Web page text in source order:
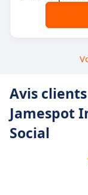
Avis
Jamespot
Social